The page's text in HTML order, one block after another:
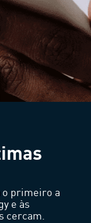
o primeiro a
e às
cercam.